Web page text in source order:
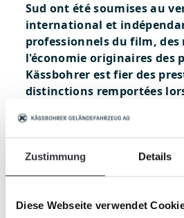
Zustimmung Details
Diese Webseite verwendet
Sud ont été soumises au
international et
professionnels du film, des
l'économie originaires des
Kässbohrer est fier des
distinctions remportées